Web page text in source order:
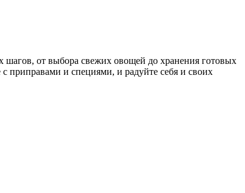
шагов, от выбора свежих овощей до хранения готовых
приправами и специями, и радуйте себя и своих